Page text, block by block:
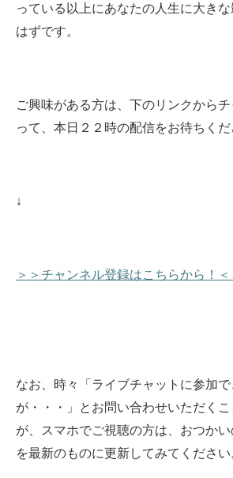
っている以上にあなたの人生に大き
はずです。
ご興味がある方は、下のリンクから
って、本日２２時の配信をお待ちく
↓
＞＞チャンネル登録はこちらから！＜
なお、時々「ライブチャットに参加
が・・・」とお問い合わせいただく
が、スマホでご視聴の方は、おつかい
を最新のものに更新してみてください